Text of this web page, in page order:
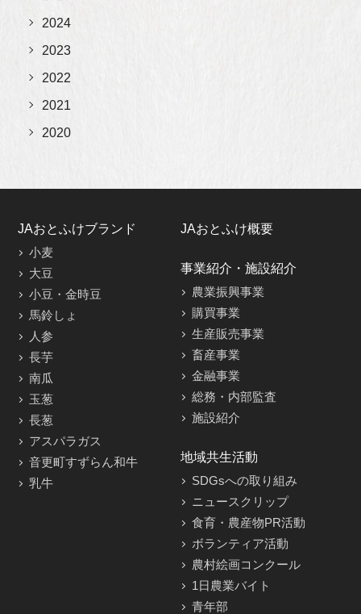
2024
2023
2022
2021
2020
JAおとふけブランド
小麦
大豆
小豆・金時豆
馬鈴しょ
人参
長芋
南瓜
玉葱
長葱
アスパラガス
音更町すずらん和牛
乳牛
JAおとふけ概要
事業紹介・施設紹介
農業振興事業
購買事業
生産販売事業
畜産事業
金融事業
総務・内部監査
施設紹介
地域共生活動
SDGsへの取り組み
ニュースクリップ
食育・農産物PR活動
ボランティア活動
農村絵画コンクール
1日農業バイト
青年部